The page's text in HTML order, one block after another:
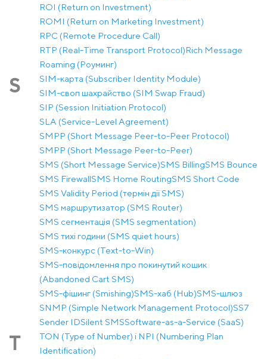
ROI (Return on Investment)
ROMI (Return on Marketing Investment)
RPC (Remote Procedure Call)
RTP (Real-Time Transport Protocol)Rich Message
Roaming (Роуминг)
S
SIM-карта (Subscriber Identity Module)
SIM-своп шахрайство (SIM Swap Fraud)
SIP (Session Initiation Protocol)
SLA (Service-Level Agreement)
SMPP (Short Message Peer-to-Peer Protocol)
SMPP (Short Message Peer-to-Peer)
SMS (Short Message Service)SMS BillingSMS Bounce
SMS FirewallSMS Home RoutingSMS Short Code
SMS Validity Period (термін дії SMS)
SMS маршрутизатор (SMS Router)
SMS сегментація (SMS segmentation)
SMS тихі години (SMS quiet hours)
SMS-конкурс (Text-to-Win)
SMS-повідомлення про покинутий кошик
(Abandoned Cart SMS)
SMS-фішинг (Smishing)SMS-хаб (Hub)SMS-шлюз
SNMP (Simple Network Management Protocol)SS7
Sender IDSilent SMSSoftware-as-a-Service (SaaS)
T
TON (Type of Number) і NPI (Numbering Plan
Identification)